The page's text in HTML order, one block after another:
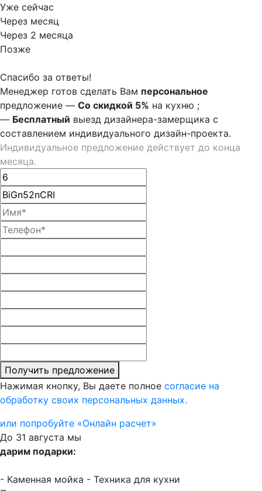
Уже сейчас
Через месяц
Через 2 месяца
Позже
Спасибо за ответы!
Менеджер готов сделать Вам персональное
предложение — Со скидкой 5% на кухню ;
— Бесплатный выезд дизайнера-замерщика с
составлением индивидуального дизайн-проекта.
Индивидуальное предложение действует до конца
месяца.
Получить предложение
Нажимая кнопку, Вы даете полное согласие на
обработку своих персональных данных.
или попробуйте «Онлайн расчет»
До 31 августа мы
дарим подарки:
- Каменная мойка - Техника для кухни